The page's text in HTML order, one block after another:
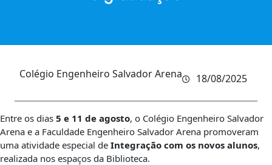
Colégio Engenheiro Salvador Arena 18/08/2025
Entre os dias 5 e 11 de agosto, o Colégio Engenheiro Salvador
Arena e a Faculdade Engenheiro Salvador Arena promoveram
uma atividade especial de Integração com os novos alunos,
realizada nos espaços da Biblioteca.